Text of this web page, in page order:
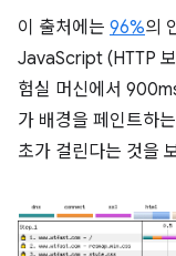
이 출처에는 96%의
JavaScript (HTTP
험실 머신에서
가 배경을 페인트하
초가 걸린다는 것을